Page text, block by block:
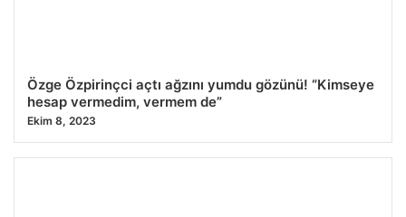
Özge Özpirinçci açtı ağzını yumdu gözünü! “Kimseye
hesap vermedim, vermem de”
Ekim 8, 2023